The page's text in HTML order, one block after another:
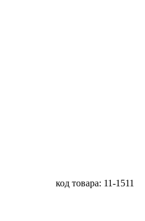
код товара: 11-1511